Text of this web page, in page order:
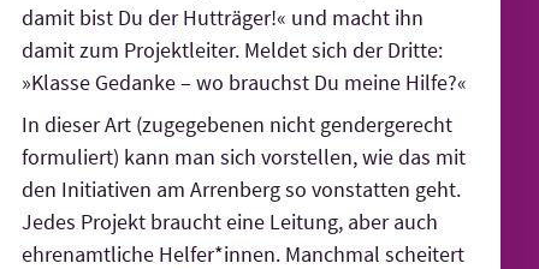
damit bist Du der Hutträger!« und macht ihn
damit zum Projektleiter. Meldet sich der Dritte:
»Klasse Gedanke – wo brauchst Du meine Hilfe?«
In dieser Art (zugegebenen nicht gendergerecht
formuliert) kann man sich vorstellen, wie das mit
den Initiativen am Arrenberg so vonstatten geht.
Jedes Projekt braucht eine Leitung, aber auch
ehrenamtliche Helfer*innen. Manchmal scheitert